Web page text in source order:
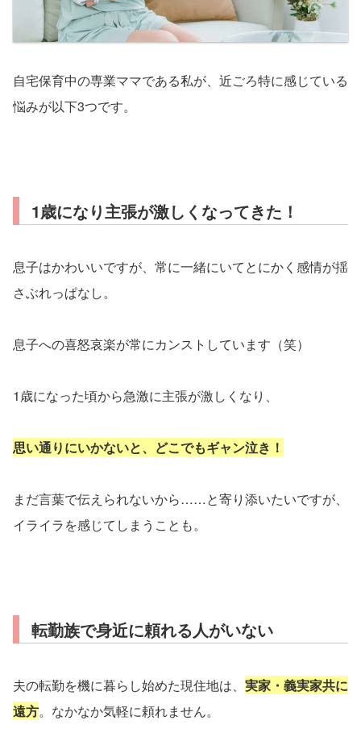
自宅保育中の専業ママである私が、近ごろ特に感じている
悩みが以下3つです。
1歳になり主張が激しくなってきた！
息子はかわいいですが、常に一緒にいてとにかく感情が揺
さぶれっぱなし。
息子への喜怒哀楽が常にカンストしています（笑）
1歳になった頃から急激に主張が激しくなり、
思い通りにいかないと、どこでもギャン泣き！
まだ言葉で伝えられないから……と寄り添いたいですが、
イライラを感じてしまうことも。
転勤族で身近に頼れる人がいない
夫の転勤を機に暮らし始めた現住地は、 実家・義実家共に
遠方。なかなか気軽に頼れません。